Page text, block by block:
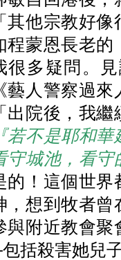
「其他宗教好
程蒙恩長老的
很多疑問。
《藝人警察過
「出院後，我
『若不是耶和
守城池，看守
的！這個世界
，想到牧者曾
與附近教會聚
括殺害她兒